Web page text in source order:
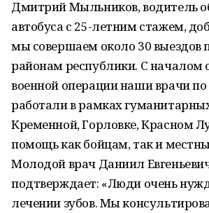
Дмитрий Мыльников, водитель
автобуса с 25-летним стажем,
мы совершаем около 30 выездов
районам республики. С началом
военной операции наши врачи
работали в рамках
Кременной, Горловке, Красном
помощь как бойцам, так и
Молодой врач Даниил
подтверждает: «Люди очень
лечении зубов. Мы